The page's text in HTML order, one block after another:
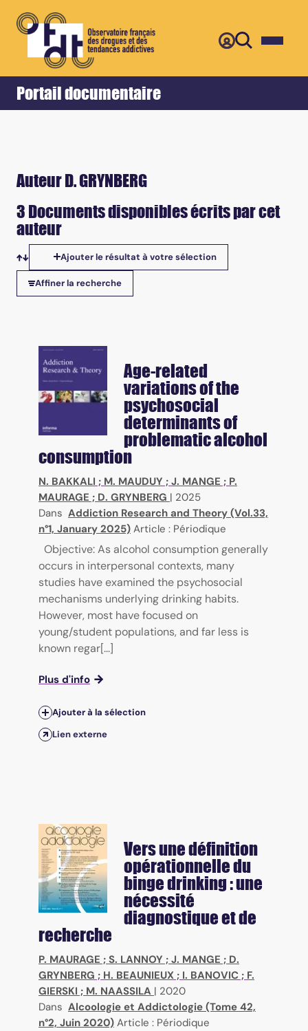
Portail documentaire
Accueil Retour
Auteur D. GRYNBERG
3 Documents disponibles écrits par cet
auteur
Tris disponibles
Ajouter le résultat à votre sélection
Affiner la recherche
Age-related
variations of the
psychosocial
determinants of
problematic alcohol
consumption
N. BAKKALI ; M. MAUDUY ; J. MANGE ; P.
MAURAGE ; D. GRYNBERG | 2025
Dans Addiction Research and Theory (Vol.33,
n°1, January 2025) Article : Périodique
Objective: As alcohol consumption generally
occurs in interpersonal contexts, many
studies have examined the psychosocial
mechanisms underlying drinking habits.
However, most have focused on
young/student populations, and far less is
known regar[...]
Plus d'info
Ajouter à la sélection
Lien externe
Vers une définition
opérationnelle du
binge drinking : une
nécessité
diagnostique et de
recherche
P. MAURAGE ; S. LANNOY ; J. MANGE ; D.
GRYNBERG ; H. BEAUNIEUX ; I. BANOVIC ; F.
GIERSKI ; M. NAASSILA | 2020
Dans Alcoologie et Addictologie (Tome 42,
n°2, Juin 2020) Article : Périodique